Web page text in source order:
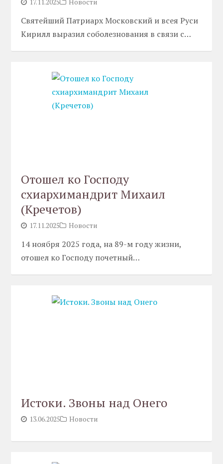
17.11.2025 Новости
Святейший Патриарх Московский и всея Руси
Кирилл выразил соболезнования в связи с…
Отошел ко Господу
схиархимандрит Михаил
(Кречетов)
17.11.2025 Новости
14 ноября 2025 года, на 89-м году жизни,
отошел ко Господу почетный…
Истоки. Звоны над Онего
13.06.2025 Новости